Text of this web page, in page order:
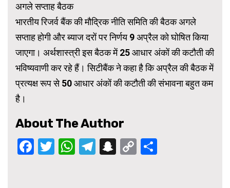
अगले सप्ताह बैठक
भारतीय रिजर्व बैंक की मौद्रिक नीति समिति की बैठक अगले
सप्ताह होगी और ब्याज दरों पर निर्णय 9 अप्रैल को घोषित किया
जाएगा। अर्थशास्त्री इस बैठक में 25 आधार अंकों की कटौती की
भविष्यवाणी कर रहे हैं। सिटीबैंक ने कहा है कि अप्रैल की बैठक में
प्रत्यक्ष रूप से 50 आधार अंकों की कटौती की संभावना बहुत कम
है।
About The Author
Facebook
Twitter
WhatsApp
Telegram
Snapchat
Copy